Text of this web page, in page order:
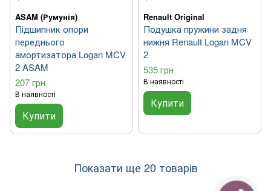
ASAM (Румунія)
Підшипник опори
переднього
амортизатора Logan MCV
2 ASAM
207 грн
В наявності
Купити
Renault Original
Подушка пружини задня
нижня Renault Logan MCV
2
535 грн
В наявності
Купити
Показати ще 20 товарів